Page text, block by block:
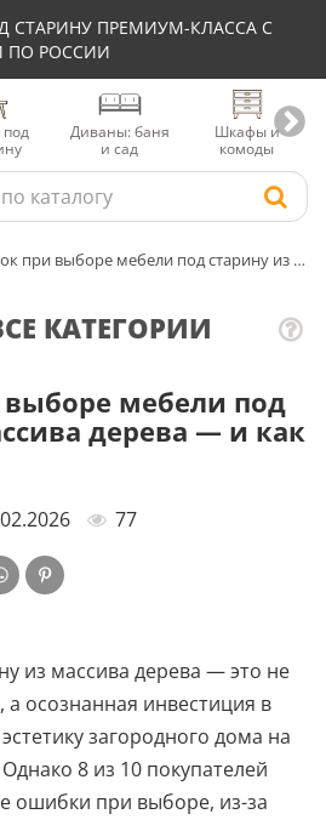
СТАРИНУ ПРЕМИУМ-КЛАССА С
ПО РОССИИ
Диваны: баня
и сад
Шкафы и
комоды
5 ошибок при выборе мебели под старину из массива дерева — и как их избежать
мебели под
дерева — и как
77
из массива дерева — это не
осознанная инвестиция в
загородного дома на
8 из 10 покупателей
ошибки при выборе, из-за
КАТЕГОРИИ